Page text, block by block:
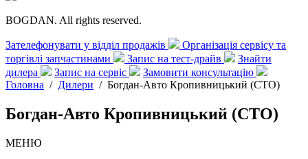
BOGDAN. All rights reserved.
Зателефонувати у відділ продажів
Організація сервісу та
торгівлі запчастинами
Запис на тест-драйв
Знайти
дилера
Запис на сервіс
Замовити консультацію
Головна / Дилери / Богдан-Авто Кропивницький (СТО)
Богдан-Авто Кропивницький (СТО)
МЕНЮ